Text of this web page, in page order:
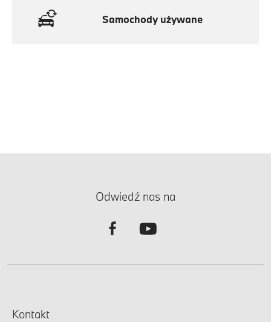
Samochody używane
Odwiedź nas na
Kontakt